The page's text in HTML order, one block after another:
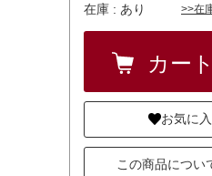
在庫 : あり >>在
お気に
この商品につい